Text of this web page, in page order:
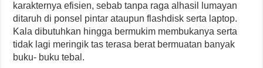
karakternya efisien, sebab tanpa raga alhasil lumayan
ditaruh di ponsel pintar ataupun flashdisk serta laptop.
Kala dibutuhkan hingga bermukim membukanya serta
tidak lagi meringik tas terasa berat bermuatan banyak
buku- buku tebal.